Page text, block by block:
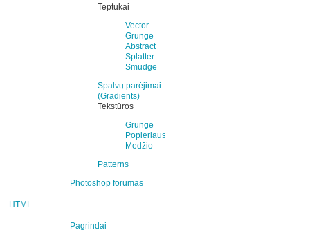
Teptukai
Vector
Grunge
Abstract
Splatter
Smudge
Spalvų parėjimai
(Gradients)
Tekstūros
Grunge
Popieriaus
Medžio
Patterns
Photoshop forumas
HTML
Pagrindai